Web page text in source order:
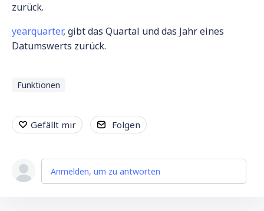
zurück.
yearquarter, gibt das Quartal und das Jahr eines
Datumswerts zurück.
Funktionen
Gefällt mir Folgen
Anmelden, um zu antworten